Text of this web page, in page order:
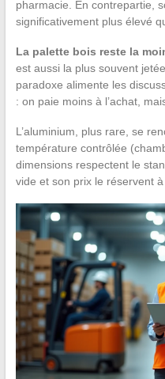
pharmacie. En contrepartie,
significativement plus élevé
La palette bois reste la
est aussi la plus souvent
paradoxe alimente les
: on paie moins à l’achat,
L’aluminium, plus rare, se
température contrôlée
dimensions respectent le
vide et son prix le réservent